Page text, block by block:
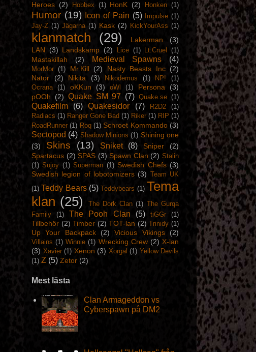
Heroes (2) Hobbex (1) HonK (2) Honken (1)
Humor (19) Icon of Pain (5) Impulse (1)
Jay-Z (1) Jägarna (1) Kask (2) KickYourAss (1)
klanmatch (29) Lakerman
(3)
LAN (3) Landskamp (2) Lice (1) Lt:Cruel (1)
Mastakillah (2) Medieval Spawns (4)
MorMor (1) Mr.Kill (2) Nasty Beasts Inc (2)
Nator
(2) Nikita (3) Nikodemus (1) NP!
(1)
Ocrana
(1) oKKun (3) oWl (1) Persona
(3)
pOOh
(2) Quake SM 97 (7) Quake.se (1)
Quakefilm (6) Quakesidor (7) R2D2
(1)
Radiacs (1) Ranger Gone Bad (1) Riker (1) RIP (1)
RoadRunner (1) Roq (1) Schroet Kommando (3)
Sectopod (4) Shadow Minions (1) Shining one
(3)
Skins (13) Sniket (8) Sniper
(2)
Spartacus (2) SPAS (3) Spawn Clan (2) Stalin
(1) Sujoy (1) Superman (1) Swedish Chefs (3)
Swedish legion of lobotomizers (3) Team UK
(1) Teddy Bears (5) Teddybears (1) Tema
klan (25) The Dork Clan (1) The Gurqa
Family
(1) The Pooh Clan (5) tiGGr (1)
Tillbehör (2) Timber (2) TOT-lan (2) Trinidy (1)
Up Your Backpack (2) Vicious Vikings (2)
Villains (1) Winnie (1) Wrecking Crew (2) X-lan
(3) Xavier (1) Xenon (3) Xorgal (1) Yellow Devils
(1) Z (5) Zetor (2)
Mest lästa
Clan Armageddon vs
Cyberspawn på DM2